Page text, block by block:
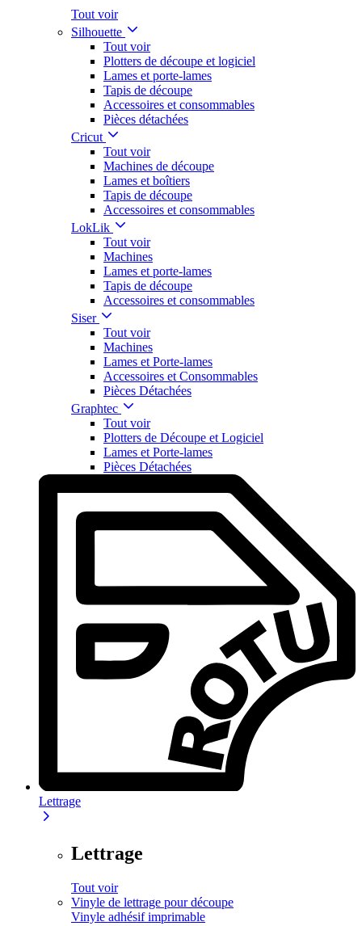
Tout voir
Silhouette
Tout voir
Plotters de découpe et logiciel
Lames et porte-lames
Tapis de découpe
Accessoires et consommables
Pièces détachées
Cricut
Tout voir
Machines de découpe
Lames et boîtiers
Tapis de découpe
Accessoires et consommables
LokLik
Tout voir
Machines
Lames et porte-lames
Tapis de découpe
Accessoires et consommables
Siser
Tout voir
Machines
Lames et Porte-lames
Accessoires et Consommables
Pièces Détachées
Graphtec
Tout voir
Plotters de Découpe et Logiciel
Lames et Porte-lames
Pièces Détachées
Lettrage
Lettrage
Tout voir
Vinyle de lettrage pour découpe
Vinyle adhésif imprimable